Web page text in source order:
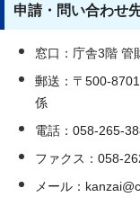
申請・問い合わせ
窓口：庁舎3階 管
郵送：〒500-
係
電話：058-265-
ファクス：058-
メール：